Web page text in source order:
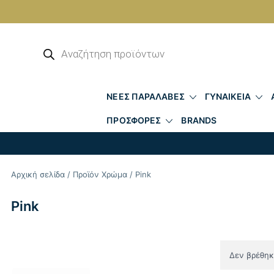
προϊόντων
ΝΕΕΣ ΠΑΡΑΛΑΒΕΣ ΓΥΝΑΙΚΕΙΑ
ΠΡΟΣΦΟΡΕΣ BRANDS
Αρχική σελίδα / Προϊόν Χρώμα / Pink
Pink
Δεν